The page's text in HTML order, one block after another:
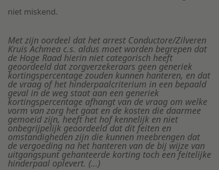
niet miskend.
Met zijn oordeel dat het arrest Conductore/Zilveren
Kruis Achmea c.s. aldus moet worden begrepen dat
de Hoge Raad hierin niet categorisch heeft
geoordeeld dat zorgverzekeraars geen generiek
kortingspercentage zouden kunnen hanteren, en dat
de vraag of het hinderpaalcriterium in een bepaald
geval in de weg staat aan een generiek
kortingspercentage afhangt van de vraag om welke
vorm van zorg het gaat en de kosten die daarmee
gemoeid zijn, heeft het hof kennelijk en niet
onbegrijpelijk geoordeeld dat dit feiten en
omstandigheden zijn die kunnen meebrengen dat
de vergoeding na het hanteren van de bij wijze van
uitgangspunt gehanteerde korting toch een feitelijke
hinderpaal oplevert. (…)